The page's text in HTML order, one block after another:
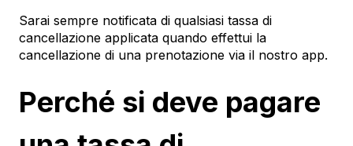
Sarai sempre notificata di qualsiasi tassa di
cancellazione applicata quando effettui la
cancellazione di una prenotazione via il nostro app.
Perché si deve pagare